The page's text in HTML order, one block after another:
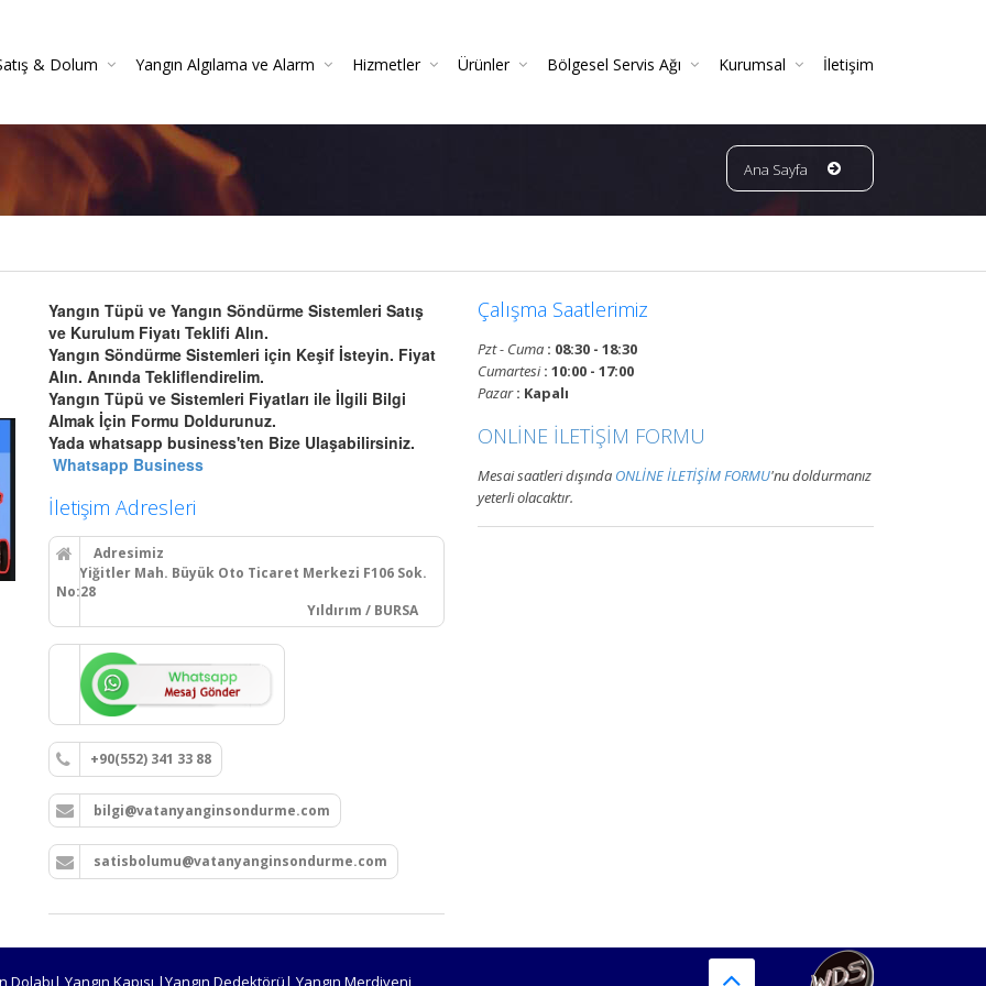
& Dolum Yangın Algılama ve Alarm Hizmetler Ürünler Bölgesel Servis Ağı Kurumsal İletişim
Ana Sayfa
Yangın Tüpü ve Yangın Söndürme Sistemleri Satış
ve Kurulum Fiyatı Teklifi Alın.
Yangın Söndürme Sistemleri için Keşif İsteyin. Fiyat
Alın. Anında Tekliflendirelim.
Yangın Tüpü ve Sistemleri Fiyatları ile İlgili Bilgi
Almak İçin Formu Doldurunuz.
Yada whatsapp business'ten Bize Ulaşabilirsiniz.
Whatsapp Business
İletişim Adresleri
Adresimiz
Yiğitler Mah. Büyük Oto Ticaret Merkezi F106 Sok.
No:28
Yıldırım / BURSA
+90(552) 341 33 88
bilgi@vatanyanginsondurme.com
satisbolumu@vatanyanginsondurme.com
Çalışma Saatlerimiz
Pzt - Cuma : 08:30 - 18:30
Cumartesi: 10:00 - 17:00
Pazar: Kapalı
ONLİNE İLETİŞİM FORMU
Mesai saatleri dışında ONLİNE İLETİŞİM FORMU'nu doldurmanız
yeterli olacaktır.
Yangın Kapısı |Yangın Dedektörü| Yangın Merdiveni